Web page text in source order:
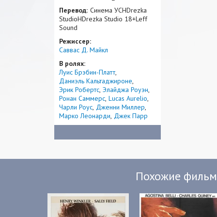
Перевод: Синема УСHDrezka
StudioHDrezka Studio 18+Leff
Sound
Режиссер:
Саввас Д. Майкл
В ролях:
Луис Брэбин-Платт
Даниэль Кальтаджироне
Эрик Робертс Элайджа Роуэн
Ронан Саммерс Lucas Aurelio
Чарли Роус Дженни Миллер
Марко Леонарди Джек Парр
Похожие